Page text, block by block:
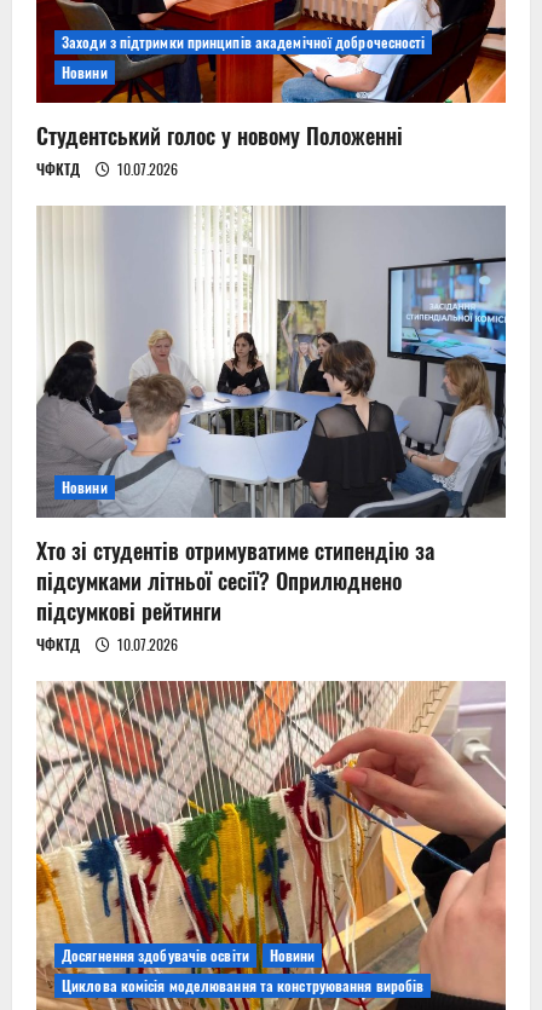
Заходи з підтримки принципів академічної доброчесності
Новини
Студентський голос у новому Положенні
ЧФКТД 10.07.2026
Новини
Хто зі студентів отримуватиме стипендію за
підсумками літньої сесії? Оприлюднено
підсумкові рейтинги
ЧФКТД 10.07.2026
Досягнення здобувачів освіти
Новини
Циклова комісія моделювання та конструювання виробів